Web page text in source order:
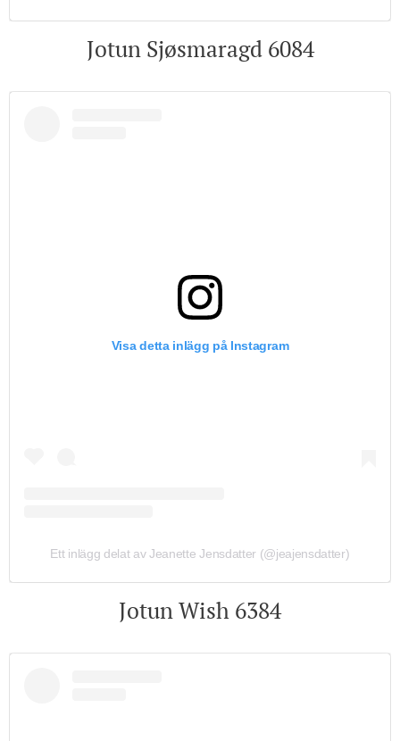
Jotun Sjøsmaragd 6084
Visa detta inlägg på Instagram
Ett inlägg delat av Jeanette Jensdatter (@jeajensdatter)
Jotun Wish 6384